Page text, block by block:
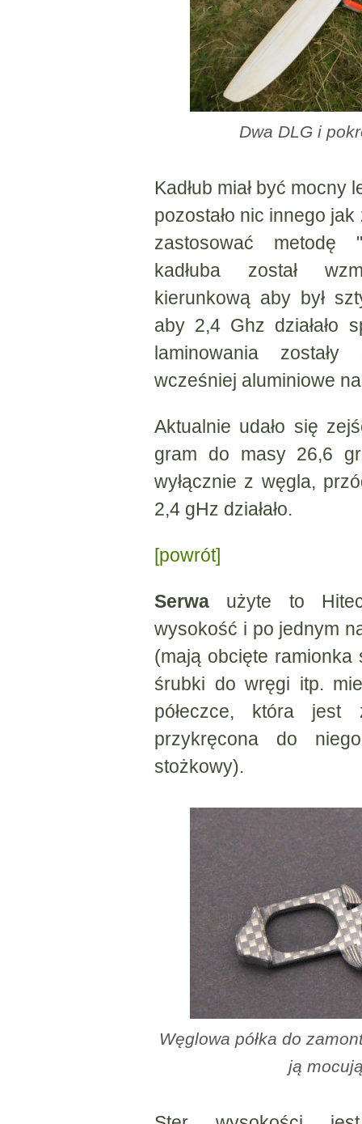
Dwa DLG i
Kadłub miał być
pozostało nic innego
zastosować metodę
kadłuba został
kierunkową aby był
aby 2,4 Ghz działało
laminowania zostały
wcześniej aluminiowe
Aktualnie udało się
gram do masy 26,6
wyłącznie z węgla,
2,4 gHz działało.
[powrót]
Serwa użyte to
wysokość i po jednym
(mają obcięte
śrubki do wręgi itp.
półeczce, która jest
przykręcona do
stożkowy).
Węglowa półka do
ją